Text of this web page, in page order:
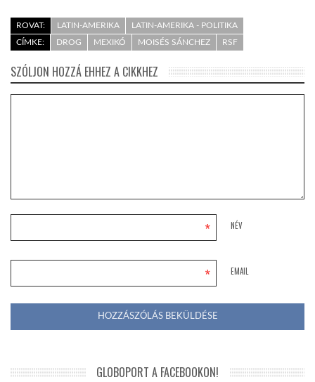
ROVAT: LATIN-AMERIKA
LATIN-AMERIKA - POLITIKA
CÍMKE:
DROG MEXIKÓ MOISÉS SÁNCHEZ RSF
SZÓLJON HOZZÁ EHHEZ A CIKKHEZ
NÉV
*
EMAIL
*
GLOBOPORT A FACEBOOKON!